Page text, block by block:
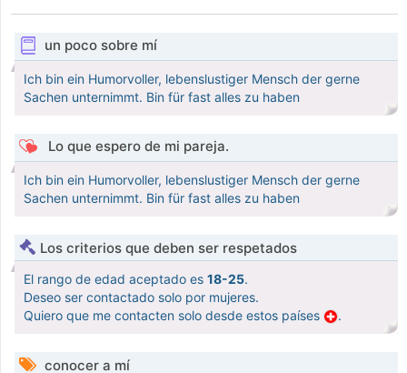
un poco sobre mí
Ich bin ein Humorvoller, lebenslustiger Mensch der gerne
Sachen unternimmt. Bin für fast alles zu haben
Lo que espero de mi pareja.
Ich bin ein Humorvoller, lebenslustiger Mensch der gerne
Sachen unternimmt. Bin für fast alles zu haben
Los criterios que deben ser respetados
El rango de edad aceptado es 18-25.
Deseo ser contactado solo por mujeres.
Quiero que me contacten solo desde estos países
.
conocer a mí